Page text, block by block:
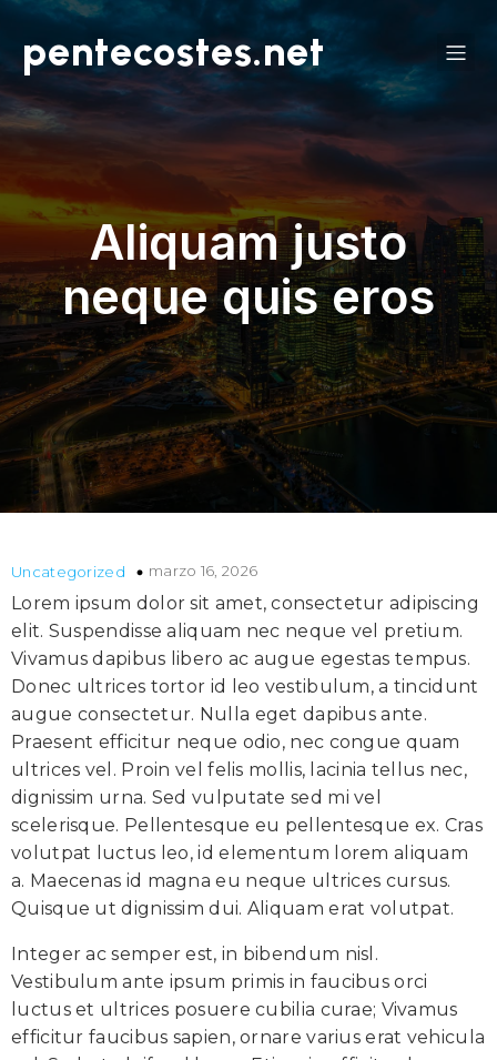
pentecostes.net
Aliquam justo
neque quis eros
Uncategorized marzo 16, 2026
Lorem ipsum dolor sit amet, consectetur adipiscing
elit. Suspendisse aliquam nec neque vel pretium.
Vivamus dapibus libero ac augue egestas tempus.
Donec ultrices tortor id leo vestibulum, a tincidunt
augue consectetur. Nulla eget dapibus ante.
Praesent efficitur neque odio, nec congue quam
ultrices vel. Proin vel felis mollis, lacinia tellus nec,
dignissim urna. Sed vulputate sed mi vel
scelerisque. Pellentesque eu pellentesque ex. Cras
volutpat luctus leo, id elementum lorem aliquam
a. Maecenas id magna eu neque ultrices cursus.
Quisque ut dignissim dui. Aliquam erat volutpat.
Integer ac semper est, in bibendum nisl.
Vestibulum ante ipsum primis in faucibus orci
luctus et ultrices posuere cubilia curae; Vivamus
efficitur faucibus sapien, ornare varius erat vehicula